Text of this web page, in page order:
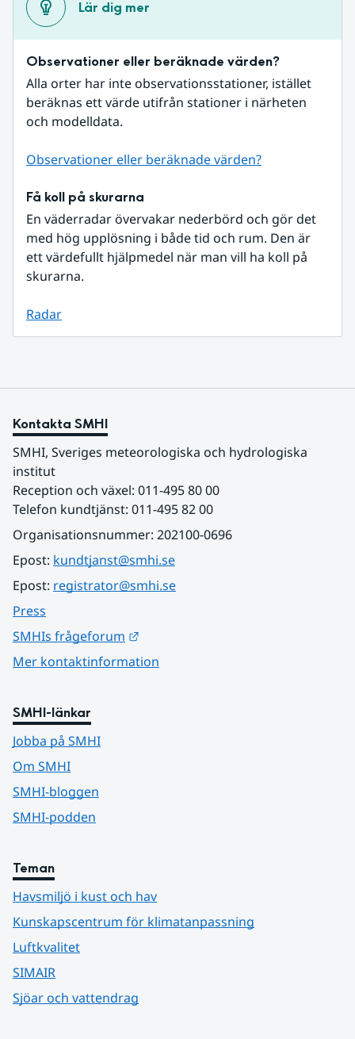
Lär dig mer
Observationer eller beräknade värden?
Alla orter har inte observationsstationer, istället
beräknas ett värde utifrån stationer i närheten
och modelldata.
Observationer eller beräknade värden?
Få koll på skurarna
En väderradar övervakar nederbörd och gör det
med hög upplösning i både tid och rum. Den är
ett värdefullt hjälpmedel när man vill ha koll på
skurarna.
Radar
Kontakta SMHI
SMHI, Sveriges meteorologiska och hydrologiska
institut
Reception och växel: 011-495 80 00
Telefon kundtjänst: 011-495 82 00
Organisationsnummer: 202100-0696
Epost: kundtjanst@smhi.se
Epost: registrator@smhi.se
Press
SMHIs frågeforum
Mer kontaktinformation
SMHI-länkar
Jobba på SMHI
Om SMHI
SMHI-bloggen
SMHI-podden
Teman
Havsmiljö i kust och hav
Kunskapscentrum för klimatanpassning
Luftkvalitet
SIMAIR
Sjöar och vattendrag